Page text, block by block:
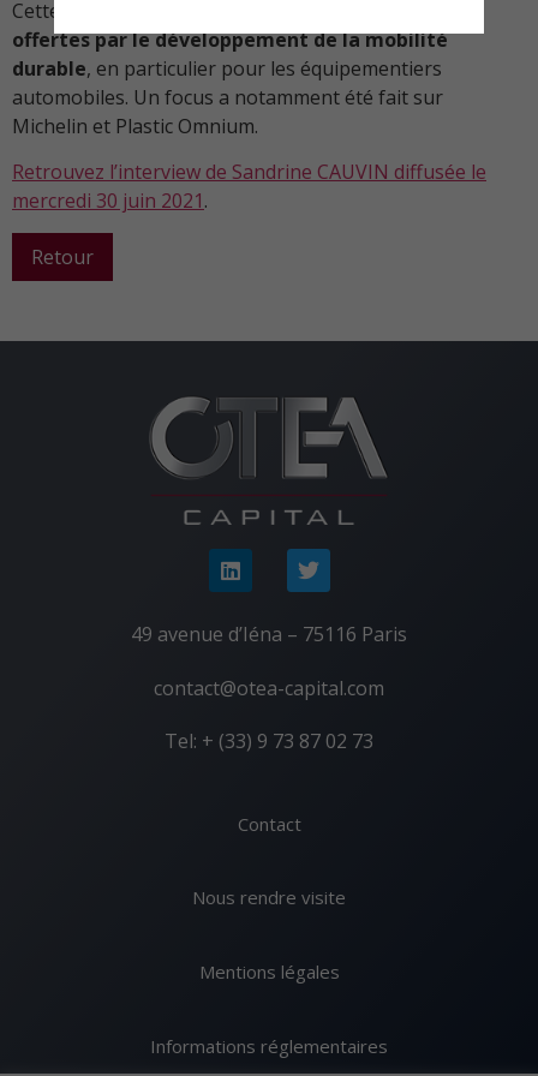
Cette semaine, ils ont échangé sur les
offertes par le développement de la mobilité
durable, en particulier pour les équipementiers
automobiles. Un focus a notamment été fait sur
Michelin et Plastic Omnium.
Retrouvez l’interview de Sandrine CAUVIN diffusée le
mercredi 30 juin 2021.
Retour
49 avenue d’Iéna – 75116 Paris
contact@otea-capital.com
Tel: + (33) 9 73 87 02 73
Contact
Nous rendre visite
Mentions légales
Informations réglementaires